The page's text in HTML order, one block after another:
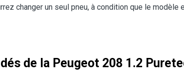
changer un seul pneu, à condition que le
de la Peugeot 208 1.2